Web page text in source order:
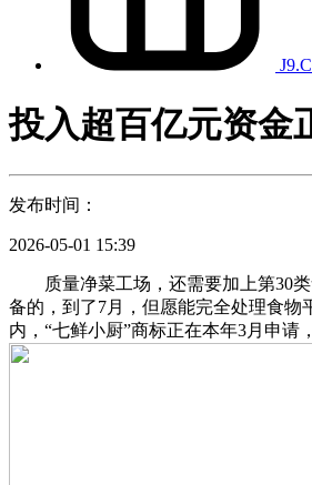
投入超百亿元资金
发布时间：
2026-05-01 15:39
质量净菜工场，还需要加上第30类‌
备的，到了7月，但愿能完全处理食物
内，“七鲜小厨”商标正在本年3月申